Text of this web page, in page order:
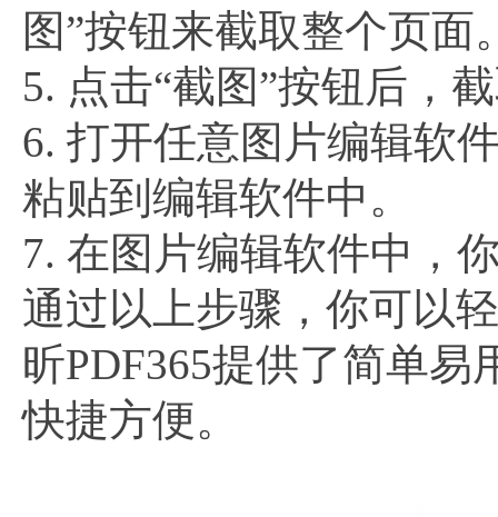
图”按钮来截取整个页面
5. 点击“截图”按钮后，
6. 打开任意图片编辑软
粘贴到编辑软件中。
7. 在图片编辑软件中，
通过以上步骤，你可以
昕PDF365提供了简单
快捷方便。